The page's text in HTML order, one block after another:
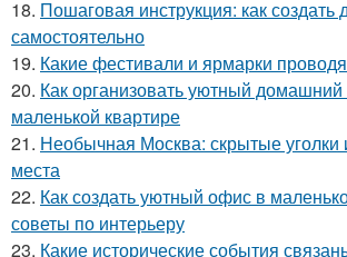
18. Пошаговая инструкция: как создать
самостоятельно
19. Какие фестивали и ярмарки
20. Как организовать уютный домашний
маленькой квартире
21. Необычная Москва: скрытые уголки
места
22. Как создать уютный офис в
советы по интерьеру
23. Какие исторические события